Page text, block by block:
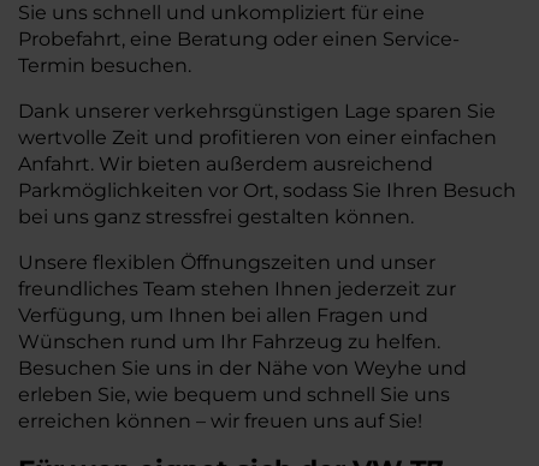
Sie uns schnell und unkompliziert für eine
Probefahrt, eine Beratung oder einen Service-
Termin besuchen.
Dank unserer verkehrsgünstigen Lage sparen Sie
wertvolle Zeit und profitieren von einer einfachen
Anfahrt. Wir bieten außerdem ausreichend
Parkmöglichkeiten vor Ort, sodass Sie Ihren Besuch
bei uns ganz stressfrei gestalten können.
Unsere flexiblen Öffnungszeiten und unser
freundliches Team stehen Ihnen jederzeit zur
Verfügung, um Ihnen bei allen Fragen und
Wünschen rund um Ihr Fahrzeug zu helfen.
Besuchen Sie uns in der Nähe von Weyhe und
erleben Sie, wie bequem und schnell Sie uns
erreichen können – wir freuen uns auf Sie!